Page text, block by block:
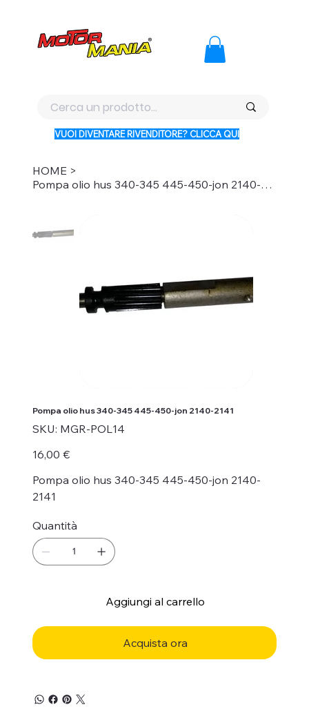
VUOI DIVENTARE RIVENDITORE? CLICCA QUI
HOME >
Pompa olio hus 340-345 445-450-jon 2140-2141
Pompa olio hus 340-345 445-450-jon 2140-2141
SKU: SKU
MGR-
MGR-POL14
Prezzo
16,00 €
Pompa olio hus 340-345 445-450-jon 2140-
2141
Quantità
Aggiungi al carrello
Acquista ora